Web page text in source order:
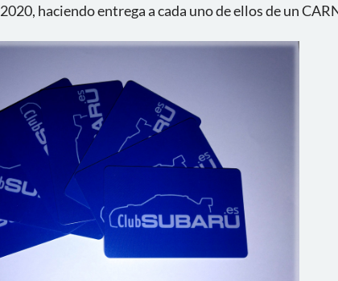
haciendo entrega a cada uno de ellos de un